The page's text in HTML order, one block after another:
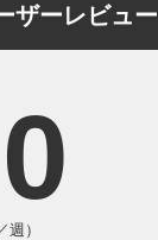
ザーレビュー
週）